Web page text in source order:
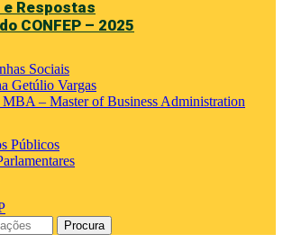
Respostas
CONFEP – 2025
Sociais
Getúlio Vargas
MBA – Master of Business Administration
Públicos
Procura